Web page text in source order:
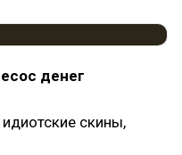
денег
скины,